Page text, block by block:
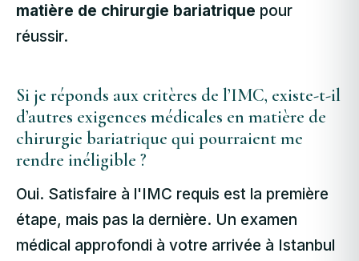
matière de chirurgie bariatrique pour
réussir.
Si je réponds aux critères de l’IMC, existe-t-il
d’autres exigences médicales en matière de
chirurgie bariatrique qui pourraient me
rendre inéligible ?
Oui. Satisfaire à l'IMC requis est la première
étape, mais pas la dernière. Un examen
médical approfondi à votre arrivée à Istanbul